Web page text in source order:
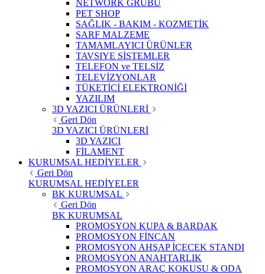
NETWORK GRUBU
PET SHOP
SAĞLIK - BAKIM - KOZMETİK
SARF MALZEME
TAMAMLAYICI ÜRÜNLER
TAVSIYE SİSTEMLER
TELEFON ve TELSİZ
TELEVİZYONLAR
TÜKETİCİ ELEKTRONİĞİ
YAZILIM
3D YAZICI ÜRÜNLERİ
Geri Dön
3D YAZICI ÜRÜNLERİ
3D YAZICI
FİLAMENT
KURUMSAL HEDİYELER
Geri Dön
KURUMSAL HEDİYELER
BK KURUMSAL
Geri Dön
BK KURUMSAL
PROMOSYON KUPA & BARDAK
PROMOSYON FİNCAN
PROMOSYON AHŞAP İÇECEK STANDI
PROMOSYON ANAHTARLIK
PROMOSYON ARAÇ KOKUSU & ODA